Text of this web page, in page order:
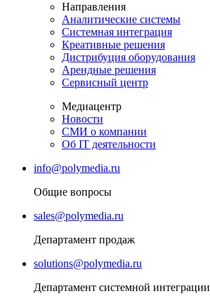
Направления
Аналитические системы
Системная интеграция
Креативные решения
Дистрибуция оборудования
Арендные решения
Сервисный центр
Медиацентр
Новости
СМИ о компании
Об IT деятельности
info@polymedia.ru
Общие вопросы
sales@polymedia.ru
Департамент продаж
solutions@polymedia.ru
Департамент системной интеграции